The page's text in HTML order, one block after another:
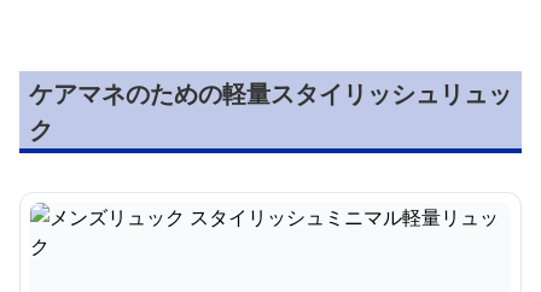
ケアマネのための軽量スタイリッシュリュッ
ク